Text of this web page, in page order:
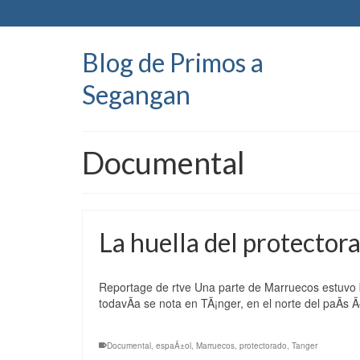
Blog de Primos a
Segangan
Documental
La huella del
Reportage de rtve Una parte de Marruecos
todavÃ­a se nota en TÃ¡nger, en el norte del
Documental, espaÃ±ol, Marruecos, protectorado, Tanger